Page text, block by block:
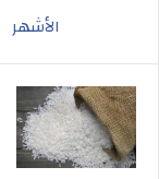
الأشهر